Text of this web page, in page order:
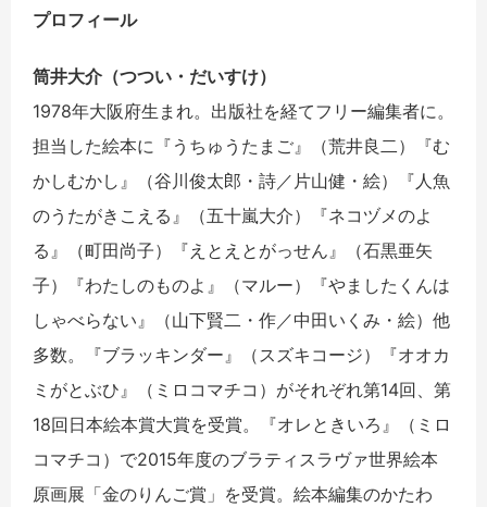
プロフィール
筒井大介（つつい・だいすけ）
1978年大阪府生まれ。出版社を経てフリー編集者に。
担当した絵本に『うちゅうたまご』（荒井良二）『む
かしむかし』（谷川俊太郎・詩／片山健・絵）『人魚
のうたがきこえる』（五十嵐大介）『ネコヅメのよ
る』（町田尚子）『えとえとがっせん』（石黒亜矢
子）『わたしのものよ』（マルー）『やましたくんは
しゃべらない』（山下賢二・作／中田いくみ・絵）他
多数。『ブラッキンダー』（スズキコージ）『オオカ
ミがとぶひ』（ミロコマチコ）がそれぞれ第14回、第
18回日本絵本賞大賞を受賞。『オレときいろ』（ミロ
コマチコ）で2015年度のブラティスラヴァ世界絵本
原画展「金のりんご賞」を受賞。絵本編集のかたわ